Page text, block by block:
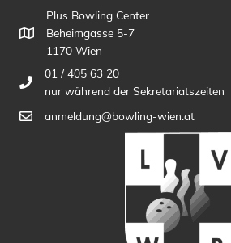
Plus Bowling Center
Beheimgasse 5-7
1170 Wien
01 / 405 63 20
nur während der Sekretariatszeiten
anmeldung@bowling-wien.at